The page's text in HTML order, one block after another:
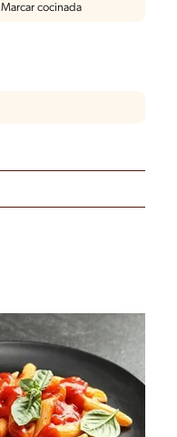
Marcar cocinada